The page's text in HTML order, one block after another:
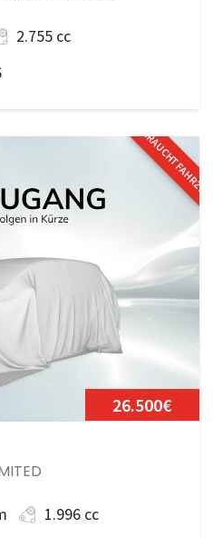
2.755 cc
26.500€
1.996 cc